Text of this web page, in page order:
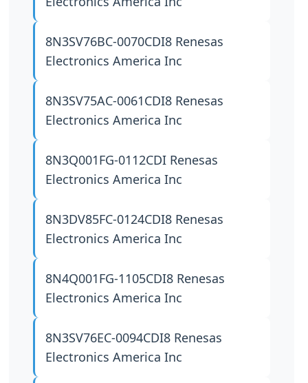
8N3SV76BC-0070CDI8 Renesas
Electronics America Inc
8N3SV75AC-0061CDI8 Renesas
Electronics America Inc
8N3Q001FG-0112CDI Renesas
Electronics America Inc
8N3DV85FC-0124CDI8 Renesas
Electronics America Inc
8N4Q001FG-1105CDI8 Renesas
Electronics America Inc
8N3SV76EC-0094CDI8 Renesas
Electronics America Inc